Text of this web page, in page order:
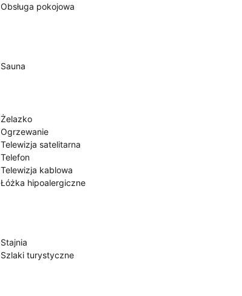
Obsługa pokojowa
Sauna
Żelazko
Ogrzewanie
Telewizja satelitarna
Telefon
Telewizja kablowa
Łóżka hipoalergiczne
Stajnia
Szlaki turystyczne